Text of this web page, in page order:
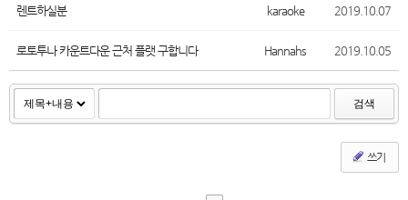
렌트하실분 karaoke 2019.10.07
로토투나 카운트다운 근처 플랫 구합니다 Hannahs 2019.10.05
검색
쓰기